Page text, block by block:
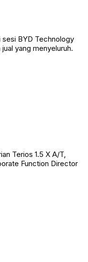
sesi BYD Technology
yang menyeluruh.
Terios 1.5 X A/T,
Function Director